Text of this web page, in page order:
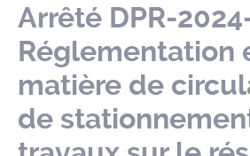
Arrêté DPR-
Réglementation
matière de
de